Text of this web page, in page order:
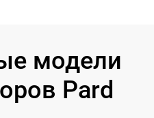
модели
Pard